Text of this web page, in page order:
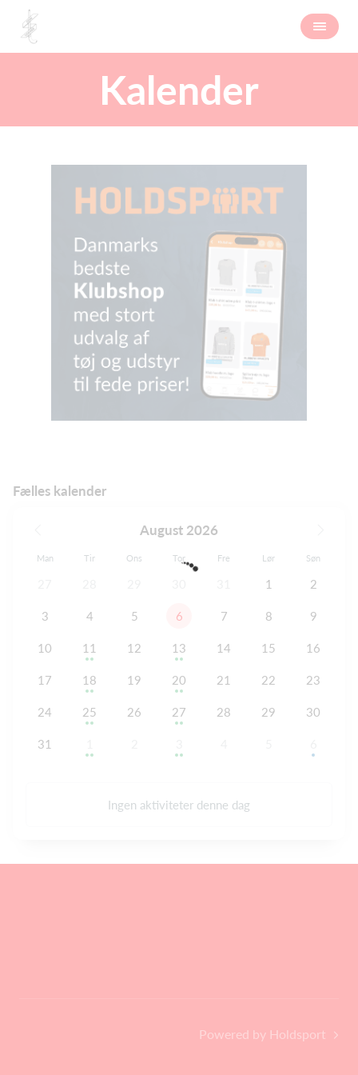
Kalender
Fælles kalender
August 2026
Man Tir Ons Tor Fre Lør Søn
1 2
3 4 5 6 7 8 9
10 11 12 13 14 15 16
17 18 19 20 21 22 23
24 25 26 27 28 29 30
31
Ingen aktiviteter denne dag
Powered by Holdsport